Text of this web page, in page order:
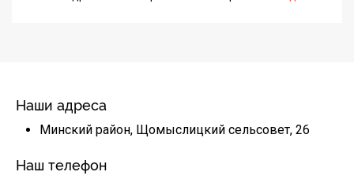
Наши адреса
Минский район, Щомыслицкий сельсовет, 26
Наш телефон